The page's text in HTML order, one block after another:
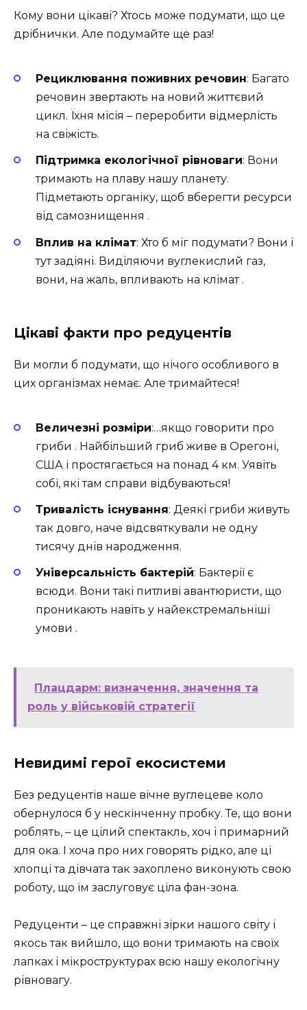
Кому вони цікаві? Хтось може подумати, що це
дрібнички. Але подумайте ще раз!
Рециклювання поживних речовин: Багато
речовин звертають на новий життєвий
цикл. Їхня місія – переробити відмерлість
на свіжість.
Підтримка екологічної рівноваги: Вони
тримають на плаву нашу планету.
Підметають органіку, щоб вберегти ресурси
від самознищення .
Вплив на клімат: Хто б міг подумати? Вони і
тут задіяні. Виділяючи вуглекислий газ,
вони, на жаль, впливають на клімат ️.
Цікаві факти про редуцентів
Ви могли б подумати, що нічого особливого в
цих організмах немає. Але тримайтеся!
Величезні розміри:…якщо говорити про
гриби . Найбільший гриб живе в Орегоні,
США і простягається на понад 4 км. Уявіть
собі, які там справи відбуваються!
Тривалість існування: Деякі гриби живуть
так довго, наче відсвяткували не одну
тисячу днів народження.
Універсальність бактерій: Бактерії є
всюди. Вони такі питливі авантюристи, що
проникають навіть у найекстремальніші
умови .
Плацдарм: визначення, значення та
роль у військовій стратегії
Невидимі герої екосистеми
Без редуцентів наше вічне вуглецеве коло
обернулося б у нескінченну пробку. Те, що вони
роблять, – це цілий спектакль, хоч і примарний
для ока. І хоча про них говорять рідко, але ці
хлопці та дівчата так захоплено виконують свою
роботу, що їм заслуговує ціла фан-зона.
Редуценти – це справжні зірки нашого світу і
якось так вийшло, що вони тримають на своїх
лапках і мікроструктурах всю нашу екологічну
рівновагу.